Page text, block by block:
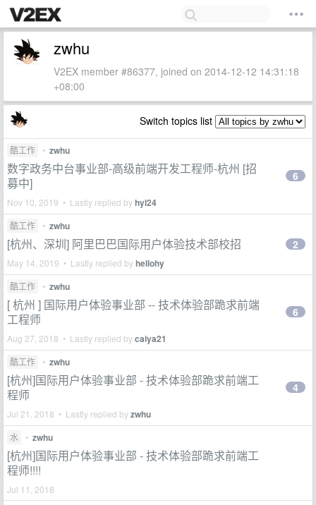
zwhu
V2EX member #86377, joined on 2014-12-12 14:31:18
+08:00
Switch topics list
酷工作 • zwhu
数字政务中台事业部-高级前端开发工程师-杭州 [招
募中]
Nov 10, 2019 • Lastly replied byhyl24
6
酷工作 • zwhu
[杭州、深圳] 阿里巴巴国际用户体验技术部校招
May 14, 2019 • Lastly replied byhellohy
2
酷工作 • zwhu
[ 杭州 ] 国际用户体验事业部 -- 技术体验部跪求前端
工程师
Aug 27, 2018 • Lastly replied bycaiya21
6
酷工作 • zwhu
[杭州]国际用户体验事业部 - 技术体验部跪求前端工
程师
Jul 21, 2018 • Lastly replied byzwhu
4
水 • zwhu
[杭州]国际用户体验事业部 - 技术体验部跪求前端工
程师!!!!
Jul 11, 2018